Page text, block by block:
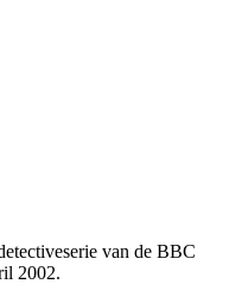
van de BBC
2002.